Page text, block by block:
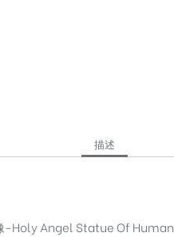
描述
Holy Angel Statue Of Human